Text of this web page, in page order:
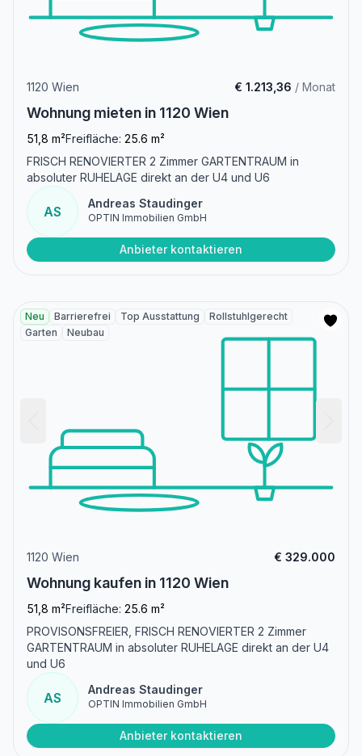
1120 Wien € 1.213,36 / Monat
Wohnung mieten in 1120 Wien
51,8 m²Freifläche: 25.6 m²
FRISCH RENOVIERTER 2 Zimmer GARTENTRAUM in
absoluter RUHELAGE direkt an der U4 und U6
AS
Andreas Staudinger
OPTIN Immobilien GmbH
Anbieter kontaktieren
Neu Barrierefrei Top Ausstattung
Rollstuhlgerecht
Garten
Neubau
1120 Wien € 329.000
Wohnung kaufen in 1120 Wien
51,8 m²Freifläche: 25.6 m²
PROVISONSFREIER, FRISCH RENOVIERTER 2 Zimmer
GARTENTRAUM in absoluter RUHELAGE direkt an der U4
und U6
AS
Andreas Staudinger
OPTIN Immobilien GmbH
Anbieter kontaktieren